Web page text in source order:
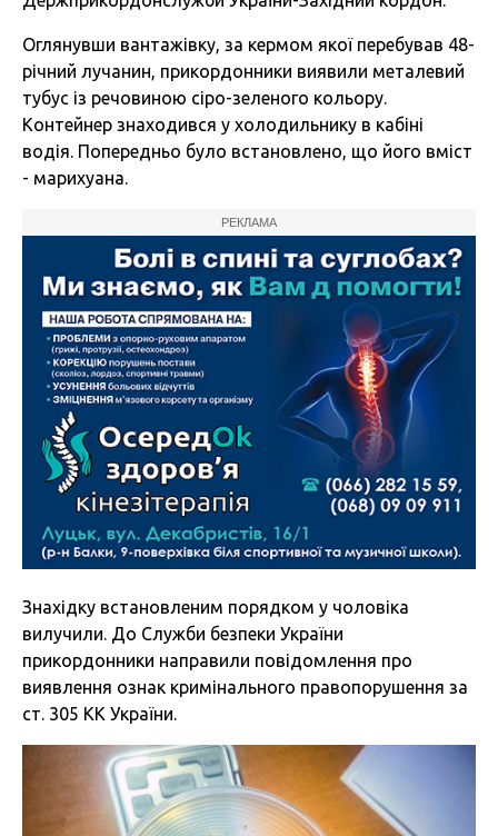
Оглянувши вантажівку, за кермом якої перебував 48-
річний лучанин, прикордонники виявили металевий
тубус із речовиною сіро-зеленого кольору.
Контейнер знаходився у холодильнику в кабіні
водія. Попередньо було встановлено, що його вміст
- марихуана.
РЕКЛАМА
Знахідку встановленим порядком у чоловіка
вилучили. До Служби безпеки України
прикордонники направили повідомлення про
виявлення ознак кримінального правопорушення за
ст. 305 КК України.